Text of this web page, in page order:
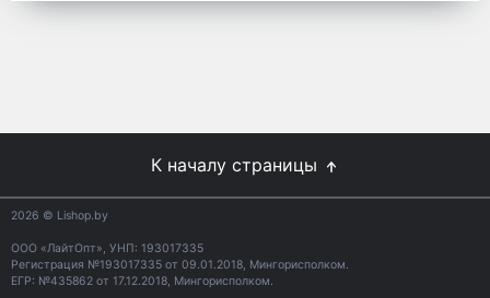
К началу страницы
2026 © Lishop.by
ООО «ЛайтОпт», УНП: 193017335
Регистрация №193017335 от 09.01.2018, Мингорисполком.
ЕГР: №435862 от 17.12.2018, Мингорисполком.